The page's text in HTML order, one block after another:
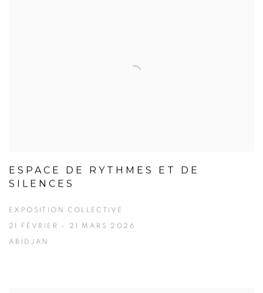
ESPACE DE RYTHMES ET DE
SILENCES
EXPOSITION COLLECTIVE
21 FÉVRIER - 21 MARS 2026
ABIDJAN